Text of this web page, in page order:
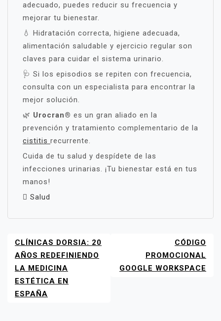
adecuado, puedes reducir su frecuencia y
mejorar tu bienestar.
💧 Hidratación correcta, higiene adecuada,
alimentación saludable y ejercicio regular son
claves para cuidar el sistema urinario.
🩺 Si los episodios se repiten con frecuencia,
consulta con un especialista para encontrar la
mejor solución.
🌿 Urocran® es un gran aliado en la
prevención y tratamiento complementario de la
cistitis recurrente.
Cuida de tu salud y despídete de las
infecciones urinarias. ¡Tu bienestar está en tus
manos!
Salud
NAVEGACIÓN
DE
ENTRADAS
CLÍNICAS DORSIA: 20
AÑOS REDEFINIENDO
LA MEDICINA
ESTÉTICA EN
ESPAÑA
CÓDIGO
PROMOCIONAL
GOOGLE WORKSPACE